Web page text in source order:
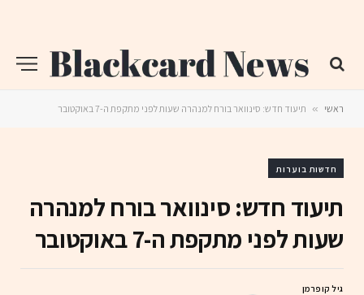
ראשי » תיעוד חדש: סינוואר בורח למנהרה שעות לפני מתקפת ה-7 באוקטובר
חדשות בוערות
תיעוד חדש: סינוואר בורח למנהרה
שעות לפני מתקפת ה-7 באוקטובר
גיל קופרמן